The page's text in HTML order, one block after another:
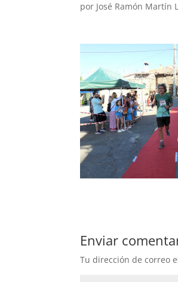
por José Ramón Martín
Enviar
Tu dirección de correo